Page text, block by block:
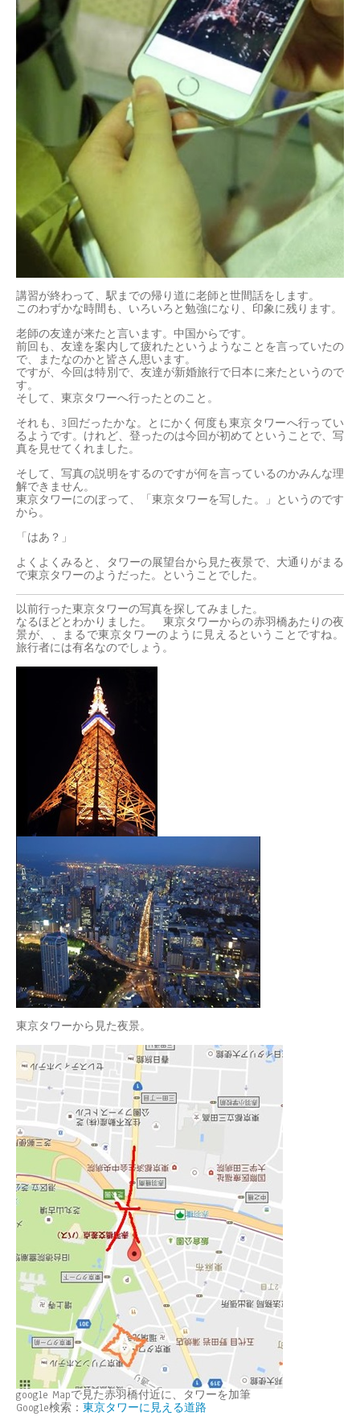
講習が終わって、駅までの帰り道に老師と世間話をします。
このわずかな時間も、いろいろと勉強になり、印象に残ります。
老師の友達が来たと言います。中国からです。
前回も、友達を案内して疲れたというようなことを言っていたの
で、またなのかと皆さん思います。
ですが、今回は特別で、友達が新婚旅行で日本に来たというので
す。
そして、東京タワーへ行ったとのこと。
それも、3回だったかな。とにかく何度も東京タワーへ行ってい
るようです。けれど、登ったのは今回が初めてということで、写
真を見せてくれました。
そして、写真の説明をするのですが何を言っているのかみんな理
解できません。
東京タワーにのぼって、「東京タワーを写した。」というのです
から。
「はあ？」
よくよくみると、タワーの展望台から見た夜景で、大通りがまる
で東京タワーのようだった。ということでした。
以前行った東京タワーの写真を探してみました。
なるほどとわかりました。 東京タワーからの赤羽橋あたりの夜
景が、、まるで東京タワーのように見えるということですね。
旅行者には有名なのでしょう。
東京タワーから見た夜景。
google Mapで見た赤羽橋付近に、タワーを加筆
Google検索： 東京タワーに見える道路